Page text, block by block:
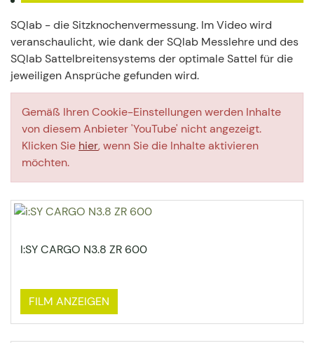
SQlab - die Sitzknochenvermessung. Im Video wird
veranschaulicht, wie dank der SQlab Messlehre und des
SQlab Sattelbreitensystems der optimale Sattel für die
jeweiligen Ansprüche gefunden wird.
Gemäß Ihren Cookie-Einstellungen werden Inhalte
von diesem Anbieter 'YouTube' nicht angezeigt.
Klicken Sie hier, wenn Sie die Inhalte aktivieren
möchten.
I:SY CARGO N3.8 ZR 600
FILM ANZEIGEN